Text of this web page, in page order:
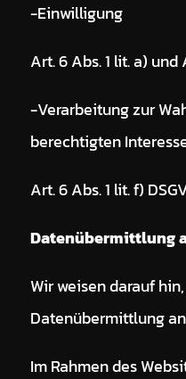
-Einwilligung
Art. 6 Abs. 1 lit. a) und
-Verarbeitung zur
berechtigten
Art. 6 Abs. 1 lit. f)
Datenübermittlung
Wir weisen darauf
Datenübermittlung
Im Rahmen des